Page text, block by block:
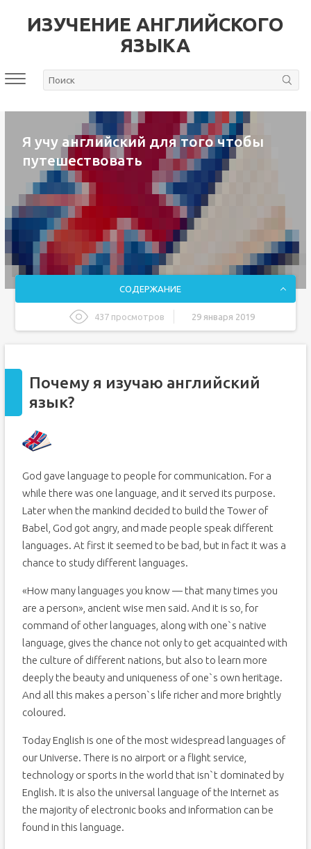
ИЗУЧЕНИЕ АНГЛИЙСКОГО
ЯЗЫКА
Я учу английский для того чтобы
путешествовать
СОДЕРЖАНИЕ
437 просмотров 29 января 2019
Базовых правил
Если ЧС застала врасплох
Lingualeo – учим слова
Проверяем правильность предложений
Что в итоге?
Почему я изучаю английский
язык?
God gave language to people for communication. For a
while there was one language, and it served its purpose.
Later when the mankind decided to build the Tower of
Babel, God got angry, and made people speak different
languages. At first it seemed to be bad, but in fact it was a
chance to study different languages.
«How many languages you know — that many times you
are a person», ancient wise men said. And it is so, for
command of other languages, along with one`s native
language, gives the chance not only to get acquainted with
the culture of different nations, but also to learn more
deeply the beauty and uniqueness of one`s own heritage.
And all this makes a person`s life richer and more brightly
coloured.
Today English is one of the most widespread languages of
our Universe. There is no airport or a flight service,
technology or sports in the world that isn`t dominated by
English. It is also the universal language of the Internet as
the majority of electronic books and information can be
found in this language.